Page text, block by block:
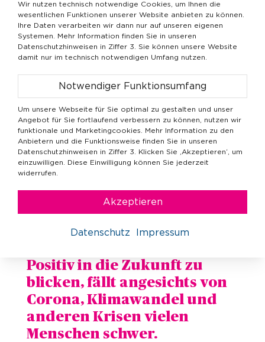
„Reise“ auch antreten, selbst
wenn sie schon einen Beruf
haben?
Menschen umtreibt, ist ja: Warum bin ich
eigentlich hier? Da hilft es, sich einmal zu fragen,
was die Welt braucht. Was kann ich mit meinem
Berufsfeld oder meinem Ehrenamt dazu
beitragen? Die Übung dazu heißt: aus der Zukunft
heraus ins Heute denken. Erschaffen Sie eine
Vision, wie Sie sich die Welt von morgen
Mission müsste gestartet, welche Organisation
gegründet werden, damit wir da hinkommen?
Und womit könnten Sie heute beginnen?
Positiv in die Zukunft zu
blicken, fällt angesichts von
Corona, Klimawandel und
anderen Krisen vielen
Menschen schwer.
Wir nutzen technisch notwendige Cookies, um Ihnen die
wesentlichen Funktionen unserer Website anbieten zu können.
Ihre Daten verarbeiten wir dann nur auf unseren eigenen
Systemen. Mehr Information finden Sie in unseren
Datenschutzhinweisen in Ziffer 3. Sie können unsere Website
damit nur im technisch notwendigen Umfang nutzen.
Notwendiger Funktionsumfang
Um unsere Webseite für Sie optimal zu gestalten und unser
Angebot für Sie fortlaufend verbessern zu können, nutzen wir
funktionale und Marketingcookies. Mehr Information zu den
Anbietern und die Funktionsweise finden Sie in unseren
Datenschutzhinweisen in Ziffer 3. Klicken Sie ‚Akzeptieren‘, um
einzuwilligen. Diese Einwilligung können Sie jederzeit
widerrufen.
Akzeptieren
Datenschutz Impressum